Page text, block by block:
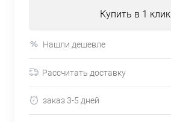
Купить в 1 клик
Нашли дешевле
Рассчитать доставку
заказ 3-5 дней